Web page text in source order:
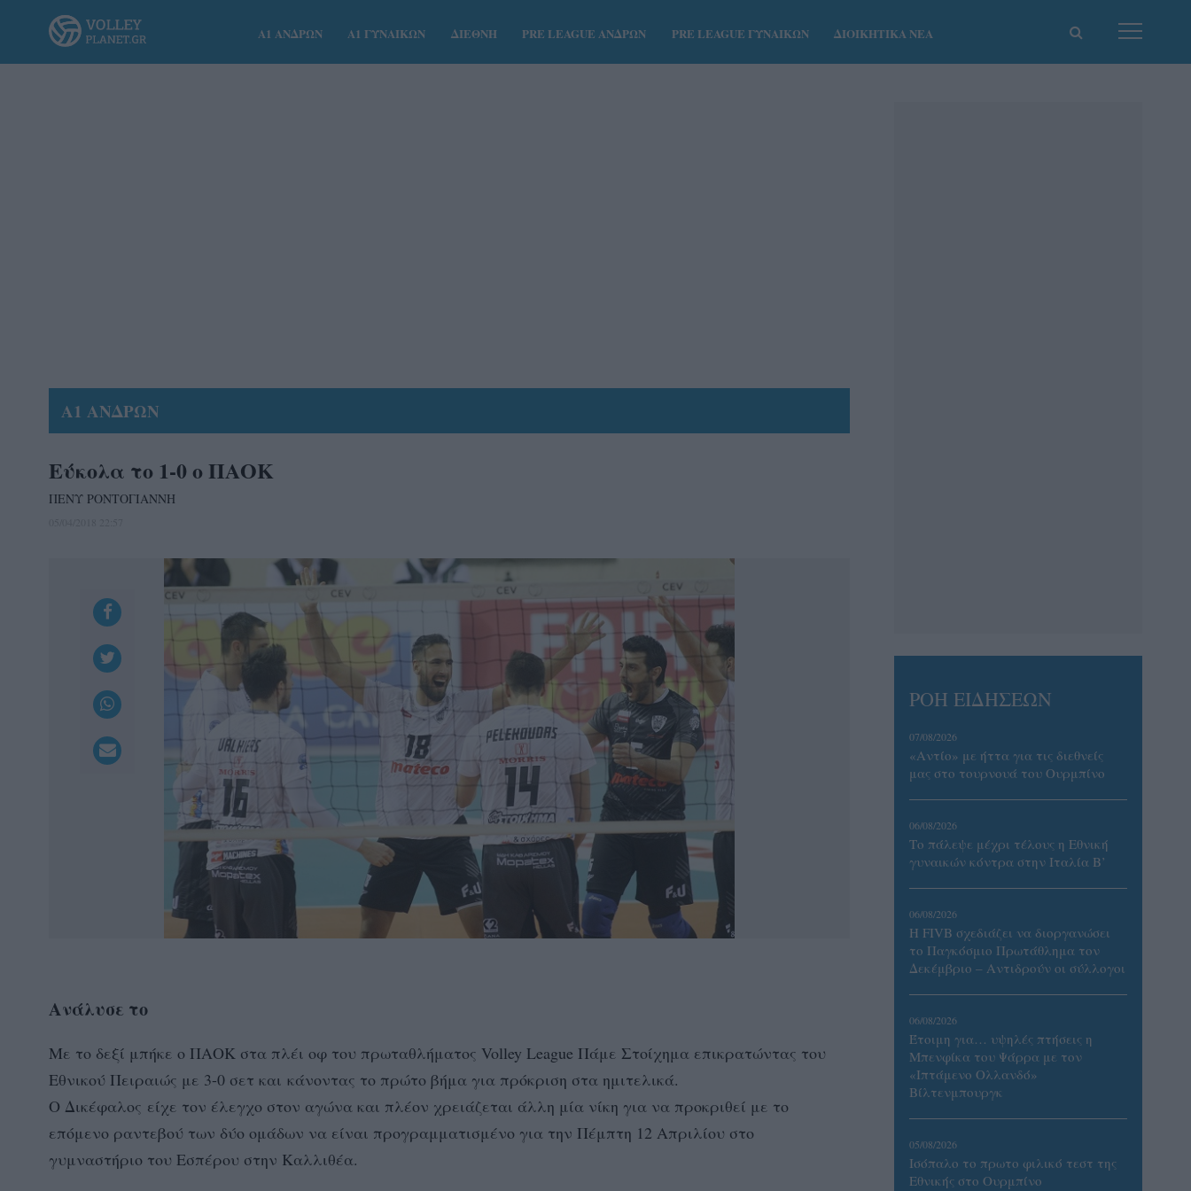
Α1 ΑΝΔΡΩΝ Α1 ΓΥΝΑΙΚΩΝ ΔΙΕΘΝΗ PRE LEAGUE ΑΝΔΡΩΝ PRE LEAGUE ΓΥΝΑΙΚΩΝ ΔΙΟΙΚΗΤΙΚΑ ΝΕΑ
Α1 ΑΝΔΡΩΝ
Εύκολα το 1-0 ο ΠΑΟΚ
ΠΕΝΥ ΡΟΝΤΟΓΙΑΝΝΗ
Ανάλυσε το
Με το δεξί μπήκε ο ΠΑΟΚ στα πλέι οφ του πρωταθλήματος Volley League Πάμε Στοίχημα επικρατώντας του
Εθνικού Πειραιώς με 3-0 σετ και κάνοντας το πρώτο βήμα για πρόκριση στα ημιτελικά.
Ο Δικέφαλος είχε τον έλεγχο στον αγώνα και πλέον χρειάζεται άλλη μία νίκη για να προκριθεί με το
επόμενο ραντεβού των δύο ομάδων να είναι προγραμματισμένο για την Πέμπτη 12 Απριλίου στο
γυμναστήριο του Εσπέρου στην Καλλιθέα.
ΡΟΗ ΕΙΔΗΣΕΩΝ
07/08/2026
«Αντίο» με ήττα για τις διεθνείς
μας στο τουρνουά του Ουρμπίνο
06/08/2026
Το πάλεψε μέχρι τέλους η Εθνική
γυναικών κόντρα στην Ιταλία Β’
06/08/2026
Η FIVB σχεδιάζει να διοργανώσει
το Παγκόσμιο Πρωτάθλημα τον
Δεκέμβριο – Αντιδρούν οι σύλλογοι
06/08/2026
Έτοιμη για… υψηλές πτήσεις η
Μπενφίκα του Ψάρρα με τον
«Ιπτάμενο Ολλανδό»
Βίλτενμπουργκ
05/08/2026
Ισόπαλο το πρωτο φιλικό τεστ της
Εθνικής στο Ουρμπίνο